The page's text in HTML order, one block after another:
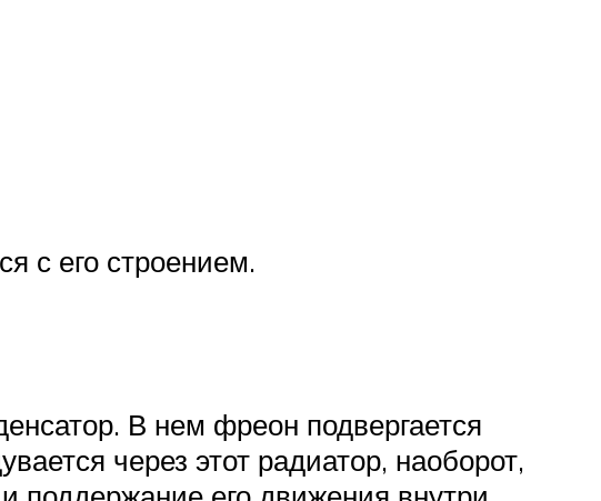
с его строением.
В нем фреон подвергается
через этот радиатор, наоборот,